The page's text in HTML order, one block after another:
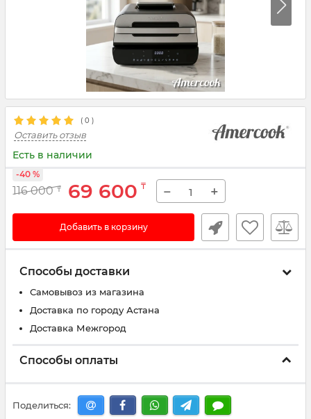
( 0 )
Оставить отзыв
Есть в наличии
116 000 ₸ 69 600 ₸
-40 %
− +
Добавить в корзину
Способы доставки
Самовывоз из магазина
Доставка по городу Астана
Доставка Межгород
Способы оплаты
Поделиться: